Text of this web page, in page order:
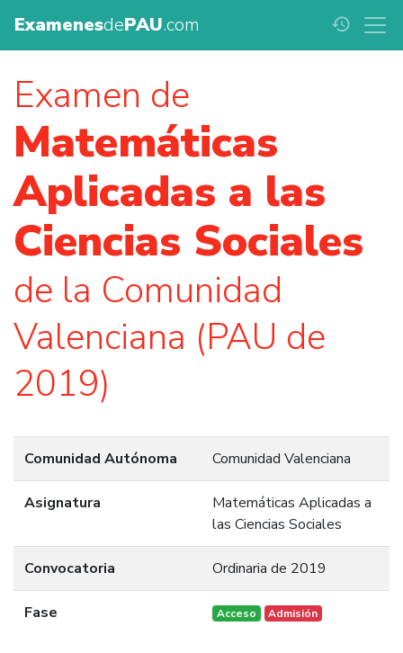
ExamenesdePAU.com history
Examen de
Matemáticas
Aplicadas a las
Ciencias Sociales
de la Comunidad
Valenciana (PAU de
2019)
Comunidad Autónoma Comunidad Valenciana
Asignatura
Matemáticas Aplicadas a
las Ciencias Sociales
Convocatoria Ordinaria de 2019
Fase Acceso Admisión